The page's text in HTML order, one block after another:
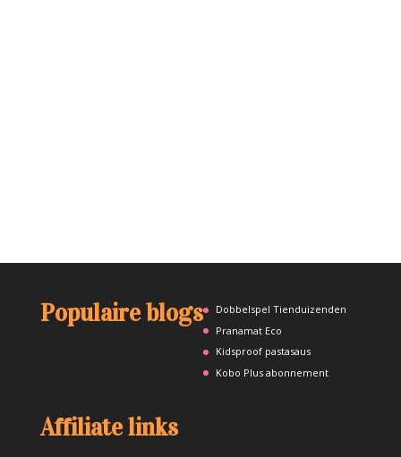
Populaire blogs
Dobbelspel Tienduizenden
Pranamat Eco
Kidsproof pastasaus
Kobo Plus abonnement
Affiliate links